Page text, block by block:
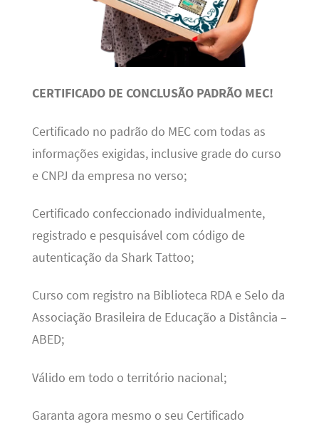
CERTIFICADO DE CONCLUSÃO PADRÃO MEC!
Certificado no padrão do MEC com todas as
informações exigidas, inclusive grade do curso
e CNPJ da empresa no verso;
Certificado confeccionado individualmente,
registrado e pesquisável com código de
autenticação da Shark Tattoo;
Curso com registro na Biblioteca RDA e Selo da
Associação Brasileira de Educação a Distância –
ABED;
Válido em todo o território nacional;
Garanta agora mesmo o seu Certificado